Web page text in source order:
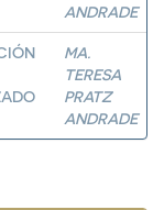
ANDRADE
MA.
TERESA
PRATZ
ANDRADE